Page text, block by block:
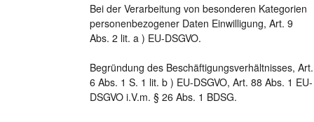
Bei der Verarbeitung von besonderen Kategorien
personenbezogener Daten Einwilligung, Art. 9
Abs. 2 lit. a ) EU-DSGVO.
Begründung des Beschäftigungsverhältnisses, Art.
6 Abs. 1 S. 1 lit. b ) EU-DSGVO, Art. 88 Abs. 1 EU-
DSGVO i.V.m. § 26 Abs. 1 BDSG.